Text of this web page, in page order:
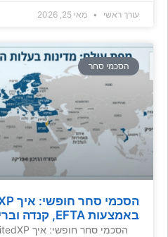
עורך ראשי
מאי 25, 2026
הסכמי סחר
באמצעות EFTA, קנדה ובריטניה